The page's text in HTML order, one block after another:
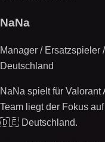
NaNa
Manager /
Deutschland
NaNa spielt für Valorant
Team liegt der Fokus
🇩🇪 Deutschland.